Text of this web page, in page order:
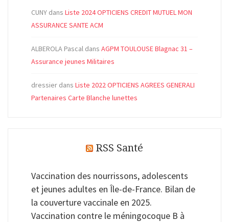
CUNY dans Liste 2024 OPTICIENS CREDIT MUTUEL MON
ASSURANCE SANTE ACM
ALBEROLA Pascal dans AGPM TOULOUSE Blagnac 31 –
Assurance jeunes Militaires
dressier dans Liste 2022 OPTICIENS AGREES GENERALI
Partenaires Carte Blanche lunettes
RSS Santé
Vaccination des nourrissons, adolescents
et jeunes adultes en Île-de-France. Bilan de
la couverture vaccinale en 2025.
Vaccination contre le méningocoque B à